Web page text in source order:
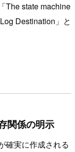
The state machine
Destination」と
関係の明示
確実に作成される